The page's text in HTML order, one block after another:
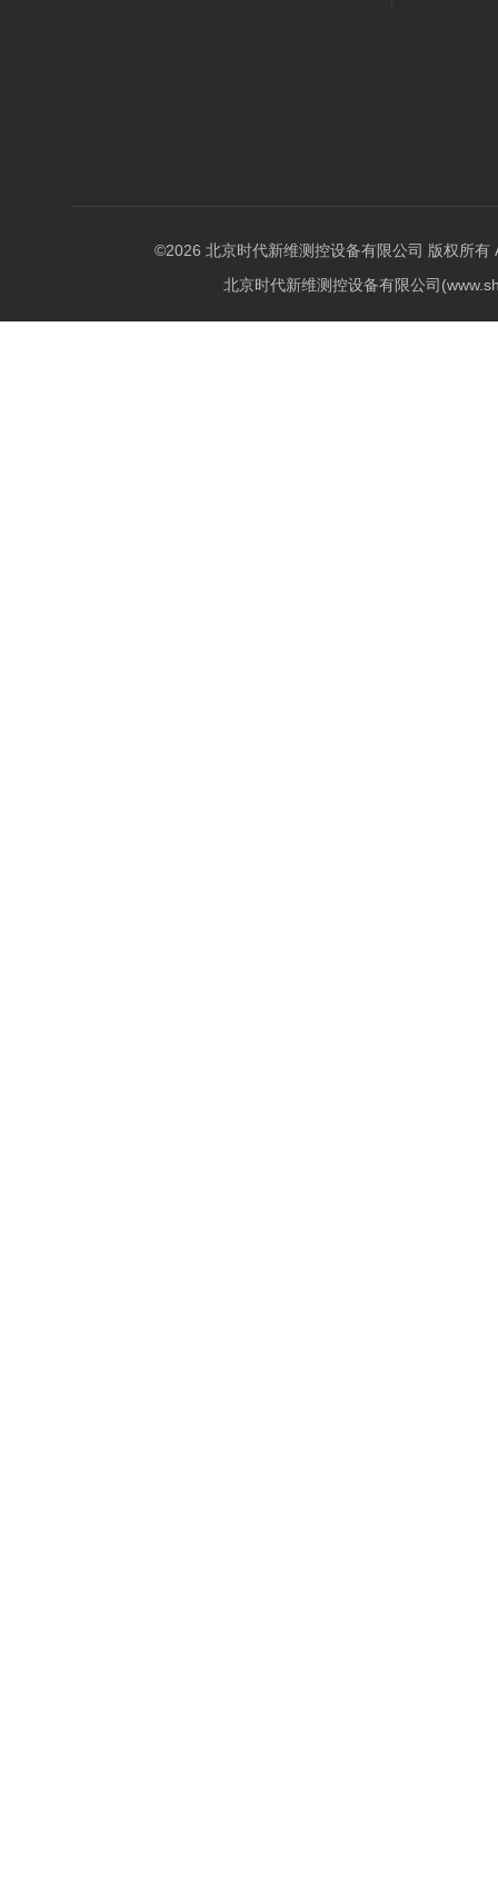
©2026 北京时代新维测控设备有限公司 版权所有
北京时代新维测控设备有限公司